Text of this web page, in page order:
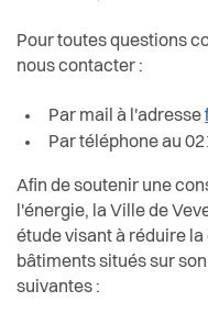
Pilier public
Règlements
Pour toutes questions
nous contacter :
Par mail à l'adresse
Par téléphone au
Afin de soutenir une
l'énergie, la Ville de
étude visant à réduire
bâtiments situés sur
suivantes :